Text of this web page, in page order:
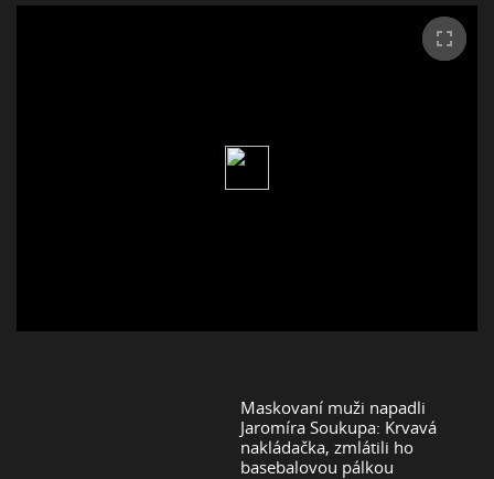
Maskovaní muži napadli
Jaromíra Soukupa: Krvavá
nakládačka, zmlátili ho
basebalovou pálkou